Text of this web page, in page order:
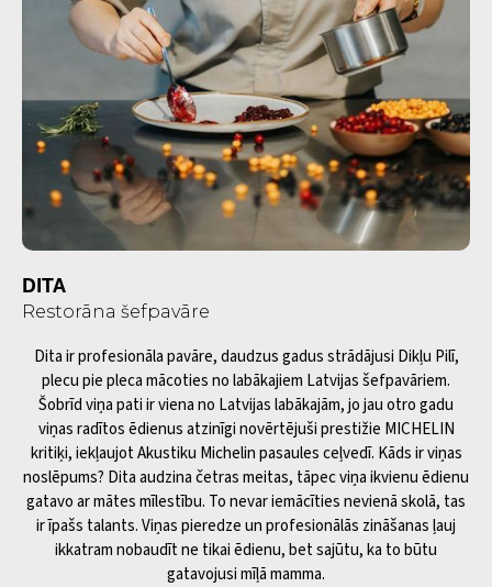
DITA
Restorāna šefpavāre
Dita ir profesionāla pavāre, daudzus gadus strādājusi Dikļu Pilī,
plecu pie pleca mācoties no labākajiem Latvijas šefpavāriem.
Šobrīd viņa pati ir viena no Latvijas labākajām, jo jau otro gadu
viņas radītos ēdienus atzinīgi novērtējuši prestižie MICHELIN
kritiķi, iekļaujot Akustiku Michelin pasaules ceļvedī. Kāds ir viņas
noslēpums? Dita audzina četras meitas, tāpec viņa ikvienu ēdienu
gatavo ar mātes mīlestību. To nevar iemācīties nevienā skolā, tas
ir īpašs talants. Viņas pieredze un profesionālās zināšanas ļauj
ikkatram nobaudīt ne tikai ēdienu, bet sajūtu, ka to būtu
gatavojusi mīļā mamma.